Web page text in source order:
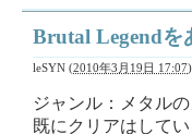
Brutal Legendを
leSYN (2010年3月19日 17:07)
ジャンル：メタルの
既にクリアはして